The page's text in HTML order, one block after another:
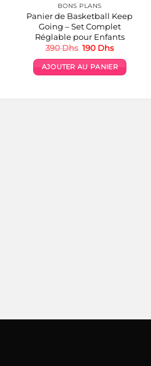
BONS PLANS
Panier de Basketball Keep
Going – Set Complet
Réglable pour Enfants
390Dhs Le
initial
était :
190 DhsLe
actuel
est :
AJOUTER AU PANIER